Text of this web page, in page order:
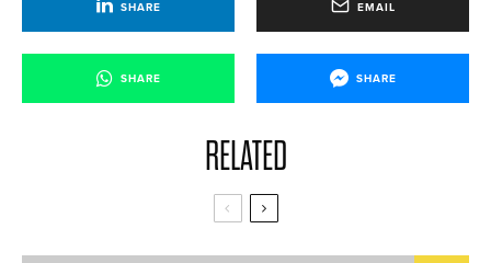
SHARE EMAIL
SHARE SHARE
RELATED